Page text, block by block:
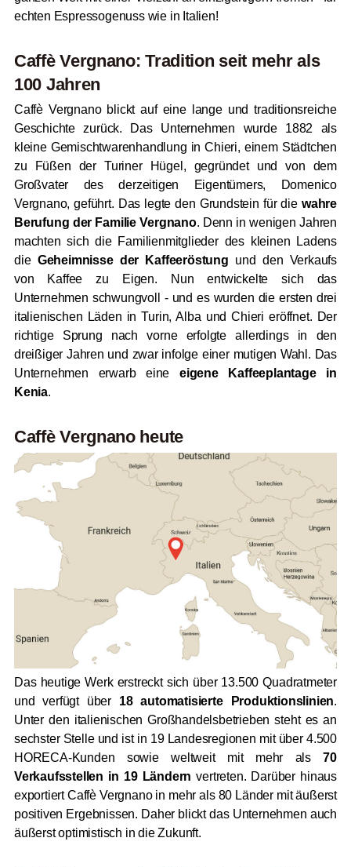
echten Espressogenuss wie in Italien!
Caffè Vergnano: Tradition seit mehr als
100 Jahren
Caffè Vergnano blickt auf eine lange und traditionsreiche
Geschichte zurück. Das Unternehmen wurde 1882 als
kleine Gemischtwarenhandlung in Chieri, einem Städtchen
zu Füßen der Turiner Hügel, gegründet und von dem
Großvater des derzeitigen Eigentümers, Domenico
Vergnano, geführt. Das legte den Grundstein für diewahre
Berufung der Familie Vergnano. Denn in wenigen Jahren
machten sich die Familienmitglieder des kleinen Ladens
die Geheimnisse der Kaffeeröstung und den Verkaufs
von Kaffee zu Eigen. Nun entwickelte sich das
Unternehmen schwungvoll - und es wurden die ersten drei
italienischen Läden in Turin, Alba und Chieri eröffnet. Der
richtige Sprung nach vorne erfolgte allerdings in den
dreißiger Jahren und zwar infolge einer mutigen Wahl. Das
Unternehmen erwarb eine eigene Kaffeeplantage in
Kenia.
Caffè Vergnano heute
Das heutige Werk erstreckt sich über 13.500 Quadratmeter
und verfügt über 18 automatisierte Produktionslinien.
Unter den italienischen Großhandelsbetrieben steht es an
sechster Stelle und ist in 19 Landesregionen mit über 4.500
HORECA-Kunden sowie weltweit mit mehr als70
Verkaufsstellen in 19 Ländern vertreten. Darüber hinaus
exportiert Caffè Vergnano in mehr als 80 Länder mit äußerst
positiven Ergebnissen. Daher blickt das Unternehmen auch
äußerst optimistisch in die Zukunft.